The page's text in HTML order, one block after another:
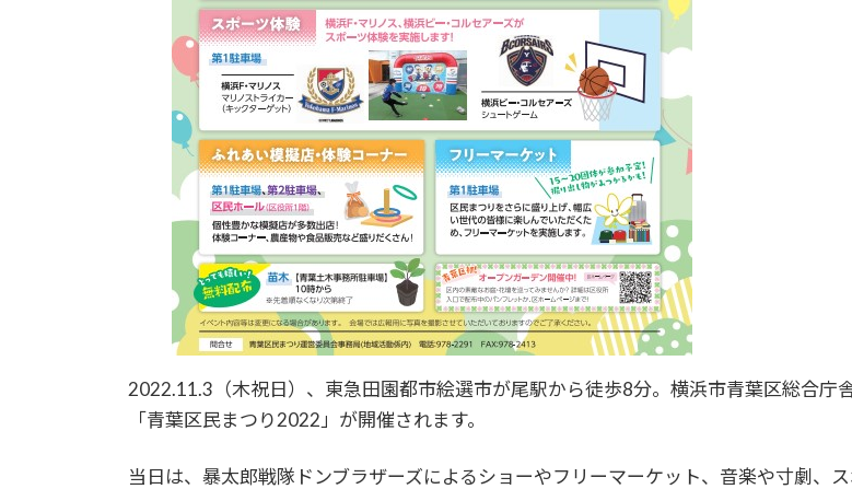
2022.11.3（木祝日）、東急田園都市絵選市が尾駅から徒歩8分。横浜市青葉区総合庁
「青葉区民まつり2022」が開催されます。
当日は、暴太郎戦隊ドンブラザーズによるショーやフリーマーケット、音楽や寸劇、